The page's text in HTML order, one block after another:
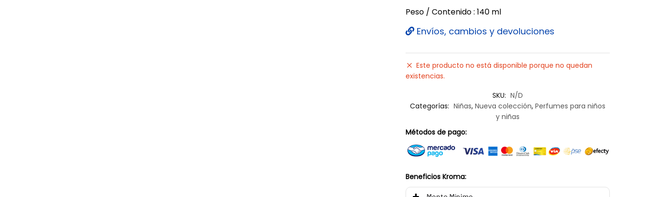
Peso / Contenido : 140 ml
Envíos, cambios y devoluciones
Este producto no está disponible porque no quedan
existencias.
SKU: N/D
Categorías: Niñas, Nueva colección, Perfumes para niños
y niñas
Métodos de pago:
Beneficios Kroma: